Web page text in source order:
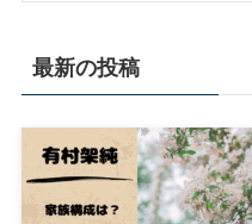
最新の投稿